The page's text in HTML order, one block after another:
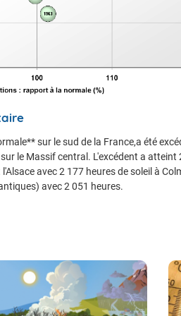
sur le sud de la France,a été
le Massif central. L'excédent a atteint
avec 2 177 heures de soleil à
avec 2 051 heures.